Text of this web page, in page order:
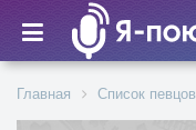
Главная Список певцов